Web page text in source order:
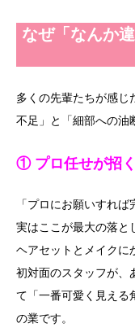
なぜ「なんか
多くの先輩たちが感
不足」と「細部への油
① プロ任せが招
「プロにお願いすれ
実はここが最大の落と
ヘアセットとメイクに
初対面のスタッフが、
て「一番可愛く見える
の業です。